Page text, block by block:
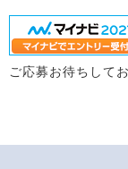
ご応募お待ちして